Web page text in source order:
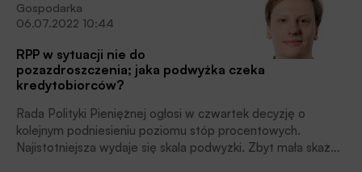
wynosić 6,5 proc. Poprzedni raz tak wysokie pułapy osiągała
w 2004 roku. Czy to koniec ruchów Narodowego Banku
Gospodarka
06.07.2022 10:44
RPP w sytuacji nie do
pozazdroszczenia; jaka podwyżka czeka
kredytobiorców?
Rada Polityki Pieniężnej ogłosi w czwartek decyzję o
kolejnym podniesieniu poziomu stóp procentowych.
Najistotniejsza wydaje się skala podwyżki. Zbyt mała skaże